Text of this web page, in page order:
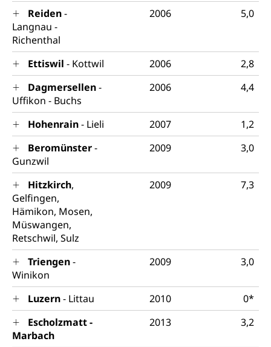
Reiden-
Langnau -
Richenthal
2006 5,0
Ettiswil - Kottwil 2006
2,8
Dagmersellen-
Uffikon - Buchs
2006 4,4
Hohenrain- Lieli 2007
1,2
Beromünster-
Gunzwil
2009 3,0
Hitzkirch,
Gelfingen,
Hämikon, Mosen,
Müswangen,
Retschwil, Sulz
2009 7,3
Triengen-
Winikon
2009 3,0
Luzern- Littau 2010
0*
Escholzmatt -
Marbach
2013 3,2
Ergänzungsleistungen (EL) (WAS Luzern)
IV-Leistungen (WAS Luzern)
Inklusion im Sport
Kultur und Medien
Archive und Bibliotheken
Bücher, Bundesarchiv, Landesbibliothek
Zentral- und Hochschulbibliothek
Archiv der Denkmalpflege
Kulturelle Einrichtungen
Museen, Theater, Bibliotheken
Dienststelle Kultur
Kunst & Kultur (Luzern Tourismus)
Kulturförderung
Kulturpolitik, Sprachförderung, Denkmalpflege,
kulturelles Angebot, Kulturerbe, kulturelles Erbe,
Nachwuchsförderung, Vermittlung, Selektive
Förderung, Kulturausschreibungen, Kulturpreis,
Werkbeitrag, Produktionsbeitrag, Recherche,
Bildende Kunst, Angewandte Kunst, Theater/Tanz,
Musik, Entwicklung, Programmbeiträge,
Filmförderung, Regionale Förderfonds,
Werkankäufe, Kunstankäufe, Kunst und Bau, Schule
und Kultur, Kulturgesuche, Kulturvermittlung
Kulturförderung und Vermittlung
Angebote für Schulklassen
Mobilität